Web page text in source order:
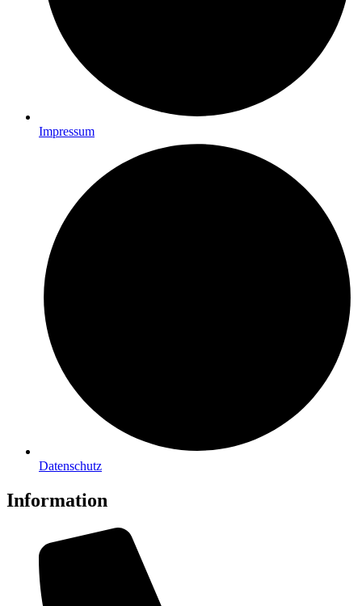
Impressum
Datenschutz
Information